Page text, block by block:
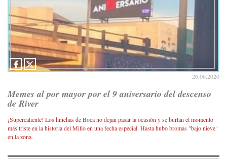
26.06.2020
Memes al por mayor por el 9 aniversario del descenso
de River
¡Supercaliente! Los hinchas de Boca no dejan pasar la ocasión y se burlan el momento
más triste en la historia del Millo en una fecha especial. Hasta hubo bromas "bajo nieve"
en la zona.